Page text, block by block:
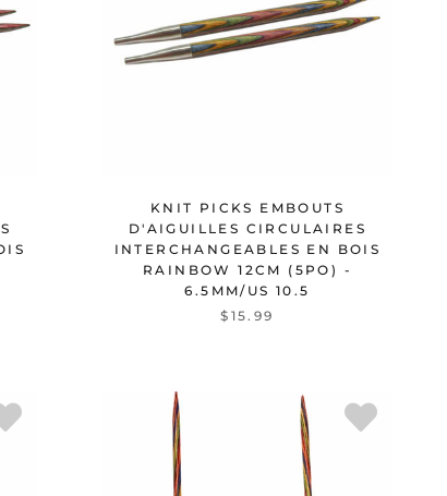
KNIT PICKS EMBOUTS
D'AIGUILLES CIRCULAIRES
INTERCHANGEABLES EN BOIS
RAINBOW 12CM (5PO) -
6.5MM/US 10.5
$15.99